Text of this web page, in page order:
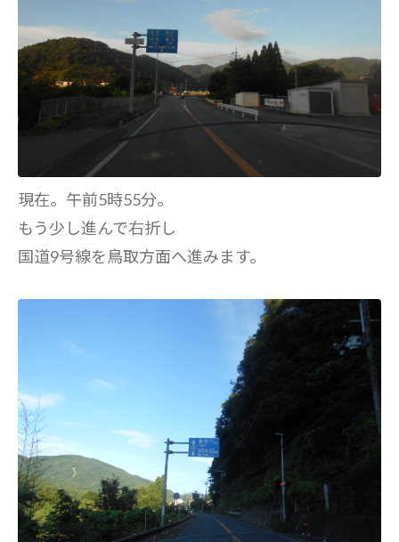
現在。午前5時55分。
もう少し進んで右折し
国道9号線を鳥取方面へ進みます。